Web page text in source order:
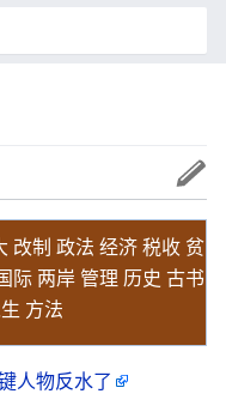
改制 政法 经济税收 贫
际 两岸 管理 历史 古书
方法
人物反水了